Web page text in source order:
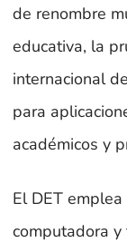
de renombre
educativa, la
internacional
para
académicos y
El DET
computadora